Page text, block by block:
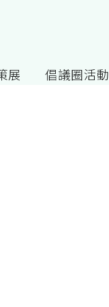
展 倡議圈活動